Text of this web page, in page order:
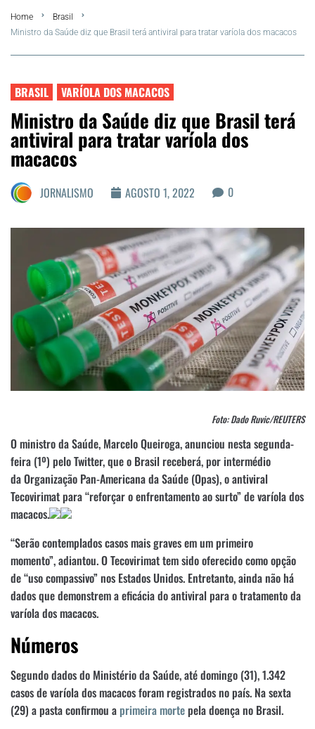
FLA Araru 2026
Região dos Lagos
Agenda Cultural
Colunistas
Home
Brasil
Ministro da Saúde diz que Brasil terá antiviral para tratar varíola dos macacos
BRASIL VARÍOLA DOS MACACOS
Ministro da Saúde diz que Brasil terá
antiviral para tratar varíola dos
macacos
JORNALISMO AGOSTO 1, 2022 0
Foto: Dado Ruvic/REUTERS
O ministro da Saúde, Marcelo Queiroga, anunciou nesta segunda-
feira (1º) pelo Twitter, que o Brasil receberá, por intermédio
da Organização Pan-Americana da Saúde (Opas), o antiviral
Tecovirimat para “reforçar o enfrentamento ao surto” de varíola dos
macacos.
“Serão contemplados casos mais graves em um primeiro
momento”, adiantou. O Tecovirimat tem sido oferecido como opção
de “uso compassivo” nos Estados Unidos. Entretanto, ainda não há
dados que demonstrem a eficácia do antiviral para o tratamento da
varíola dos macacos.
Números
Segundo dados do Ministério da Saúde, até domingo (31), 1.342
casos de varíola dos macacos foram registrados no país. Na sexta
(29) a pasta confirmou aprimeira mortepela doença no Brasil.